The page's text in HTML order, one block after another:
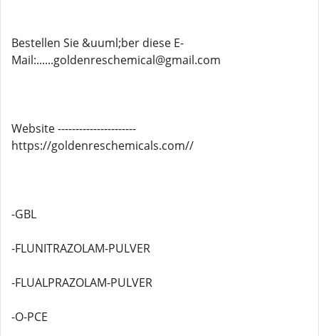
Bestellen Sie &uuml;ber diese E-
Mail:......goldenreschemical@gmail.com
Website ----------------------
https://goldenreschemicals.com//
-GBL
-FLUNITRAZOLAM-PULVER
-FLUALPRAZOLAM-PULVER
-O-PCE